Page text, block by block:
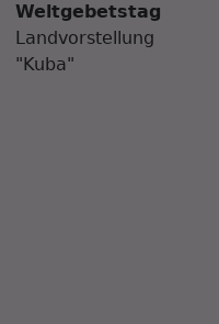
Weltgebetstag
Landvorstellung
"Kuba"